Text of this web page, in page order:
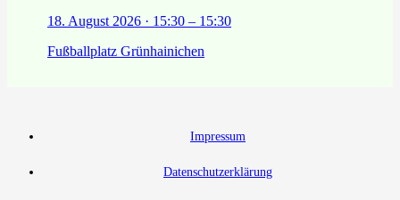
18. August 2026 · 15:30 – 15:30
Fußballplatz Grünhainichen
Impressum
Datenschutzerklärung